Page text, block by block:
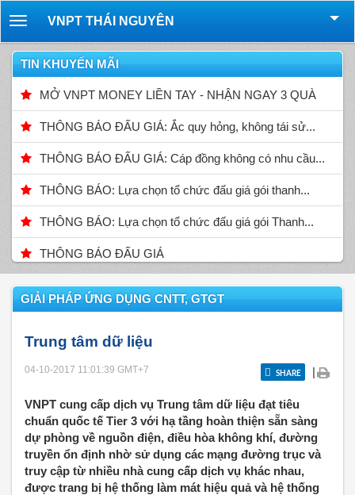
Toggle
navigation
VNPT THÁI NGUYÊN
TIN KHUYẾN MÃI
MỞ VNPT MONEY LIỀN TAY - NHẬN NGAY 3 QUÀ
THÔNG BÁO ĐẤU GIÁ: Ắc quy hỏng, không tái sử...
THÔNG BÁO ĐẤU GIÁ: Cáp đồng không có nhu cầu...
THÔNG BÁO: Lựa chọn tổ chức đấu giá gói thanh...
THÔNG BÁO: Lựa chọn tổ chức đấu giá gói Thanh...
THÔNG BÁO ĐẤU GIÁ
GIẢI PHÁP ỨNG DỤNG CNTT, GTGT
Trung tâm dữ liệu
04-10-2017 11:01:39 GMT+7 SHARE |
VNPT cung cấp dịch vụ Trung tâm dữ liệu đạt tiêu
chuẩn quốc tế Tier 3 với hạ tầng hoàn thiện sẵn sàng
dự phòng về nguồn điện, điều hòa không khí, đường
truyền ổn định nhờ sử dụng các mạng đường trục và
truy cập từ nhiều nhà cung cấp dịch vụ khác nhau,
được trang bị hệ thống làm mát hiệu quả và hệ thống